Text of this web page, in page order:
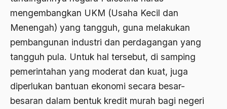
mengembangkan UKM (Usaha Kecil dan
Menengah) yang tangguh, guna melakukan
pembangunan industri dan perdagangan yang
tangguh pula. Untuk hal tersebut, di samping
pemerintahan yang moderat dan kuat, juga
diperlukan bantuan ekonomi secara besar-
besaran dalam bentuk kredit murah bagi negeri
Agum Gumelar
Agus Miftah
Ahimsa
Ahli
Ahli Ilmu Agama